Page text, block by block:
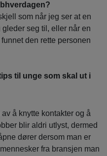
som når jeg ser at en
seg til, eller når en
den rette personen
til unge som skal ut i
å knytte kontakter og å
blir aldri utlyst, dermed
dører dersom man er
fra bransjen man